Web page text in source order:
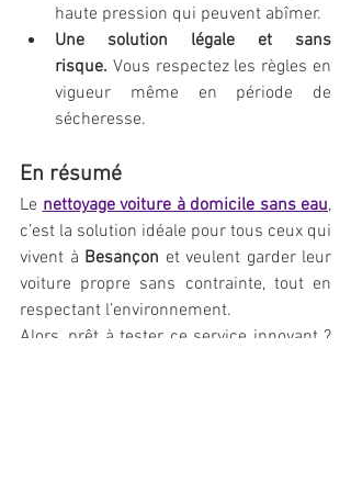
haute pression qui peuvent abîmer.
Une solution légale et sans
risque. Vous respectez les règles en
vigueur même en période de
sécheresse.
En résumé
Le nettoyage voiture à domicile sans eau,
c’est la solution idéale pour tous ceux qui
vivent à Besançon et veulent garder leur
voiture propre sans contrainte, tout en
respectant l’environnement.
Alors, prêt à tester ce service innovant ?